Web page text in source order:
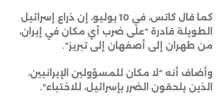
كما قال كاتس، في 10 يوليو، إن ذراع إسرائيل
الطويلة قادرة “على ضرب أي مكان في إيران،
من طهران إلى أصفهان إلى تبريز“.
وأضاف أنه “لا مكان للمسؤولين الإيرانيين،
الذين يلحقون الضرر بإسرائيل، للاختباء“.